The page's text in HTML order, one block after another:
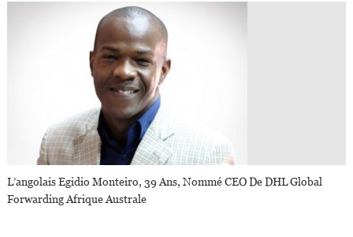
L’angolais Egidio Monteiro, 39 Ans, Nommé CEO De DHL Global
Forwarding Afrique Australe